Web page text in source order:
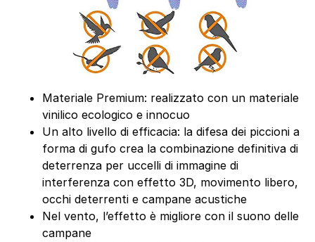
Materiale Premium: realizzato con un materiale
vinilico ecologico e innocuo
Un alto livello di efficacia: la difesa dei piccioni a
forma di gufo crea la combinazione definitiva di
deterrenza per uccelli di immagine di
interferenza con effetto 3D, movimento libero,
occhi deterrenti e campane acustiche
Nel vento, l’effetto è migliore con il suono delle
campane